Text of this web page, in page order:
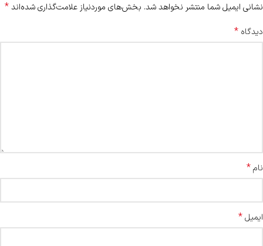
نشانی ایمیل شما منتشر نخواهد شد. بخش‌های موردنیاز علامت‌گذاری شده‌اند*
دیدگاه *
نام*
ایمیل*